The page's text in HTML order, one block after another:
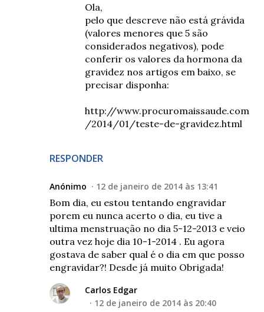
RESPONDER
Ola,
pelo que descreve não está grávida
(valores menores que 5 são
considerados negativos), pode
conferir os valores da hormona da
gravidez nos artigos em baixo, se
precisar disponha:
http://www.procuromaissaude.com
/2014/01/teste-de-gravidez.html
Anónimo 12 de janeiro de 2014 às 13:41
Bom dia, eu estou tentando engravidar
porem eu nunca acerto o dia, eu tive a
ultima menstruação no dia 5-12-2013 e veio
outra vez hoje dia 10-1-2014 . Eu agora
gostava de saber qual é o dia em que posso
engravidar?! Desde já muito Obrigada!
Carlos Edgar
12 de janeiro de 2014 às 20:40